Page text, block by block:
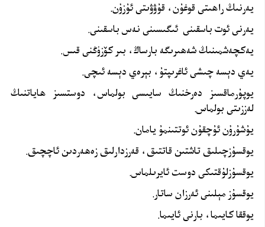
يەرنىڭ راھىتى قوغۇن، قۇۋۋىتى ئۇزۇن.
يەرنى ئوت باسقىنى ئىگىسىنى نەس باسقىنى.
يەكچەشمىنىڭ شەھىرىگە بارساڭ، بىر كۆزۈڭنى قىس.
يەي دېسە چىشى ئاغرىپتۇ، بېرەي دېسە ئىچى.
يوپۇرماقسىز دەرخنىڭ سايىسى بولماس، دوستسىز ھاياتنىڭ
لەززىتى بولماس.
يۇشۇرۇن ئۇچقۇن ئوتتىنمۇ يامان.
يوقسۇزچىلىق تاشتىن قاتتىق، قەرزدارلىق زەھەردىن ئاچچىق.
يوقسۇزلۇقتىكى دوست ئايرىلماس.
يوقسۇز مېلىنى ئەرزان ساتار.
يوققا كايىما، بارنى ئايىما.